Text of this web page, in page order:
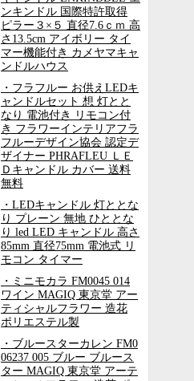
ンキンドル 国際特許取得
ピラー３×５ 直径7.6ｃｍ 高
さ13.5cm アイボリー タイ
マー機能付き カメヤマキャ
ンドルハウス
・フラフルー お供えLEDキ
ャンドルセット 想 灯とと
なり 電池付き リモコン付
き フラワーインテリアフラ
フルーデザイン協会 認定デ
ザイナー PHRAFLEU ＬＥ
Ｄキャンドル カバー 送料
無料
・LEDキャンドル 灯ととな
り プレーン 無地 ひととな
り led LED キャンドル 高さ
85mm 直径75mm 電池式 リ
モコン タイマー
・ミニモカラ FM0045 014
ワイン MAGIQ 東京堂 アー
ティシャルフラワー 造花
ポリエステル製
・ブルースターカレン FM0
06237 005 ブルー ブルース
ター MAGIQ 東京堂 アーテ